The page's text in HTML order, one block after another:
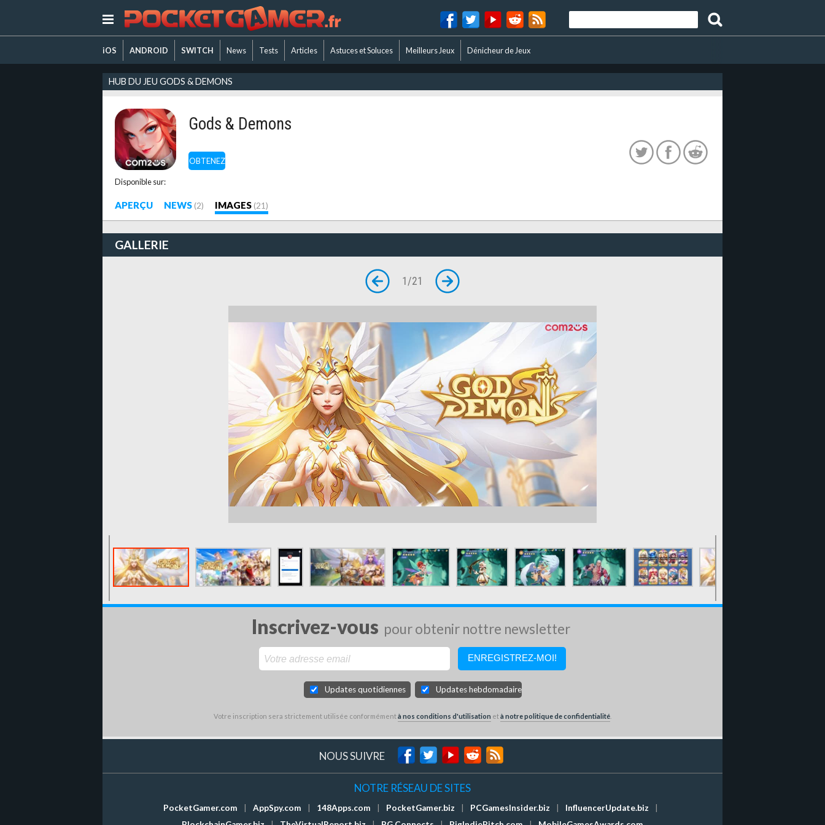
iOS ANDROID SWITCH News Tests Articles Astuces et Soluces Meilleurs Jeux Dénicheur de Jeux
HUB DU JEU GODS & DEMONS
OBTENEZ
Gods & Demons
Disponible sur:
APERÇU NEWS (2) IMAGES (21)
GALLERIE
1 /21
Inscrivez-vous pour obtenir nottre newsletter
Updates quotidiennes Updates hebdomadaires
Votre inscription sera strictement utilisée conformémentà nos conditions d'utilisation età notre politique de confidentialité
NOUS SUIVRE
NOTRE RÉSEAU DE SITES
PocketGamer.com AppSpy.com 148Apps.com PocketGamer.biz PCGamesInsider.biz InfluencerUpdate.biz